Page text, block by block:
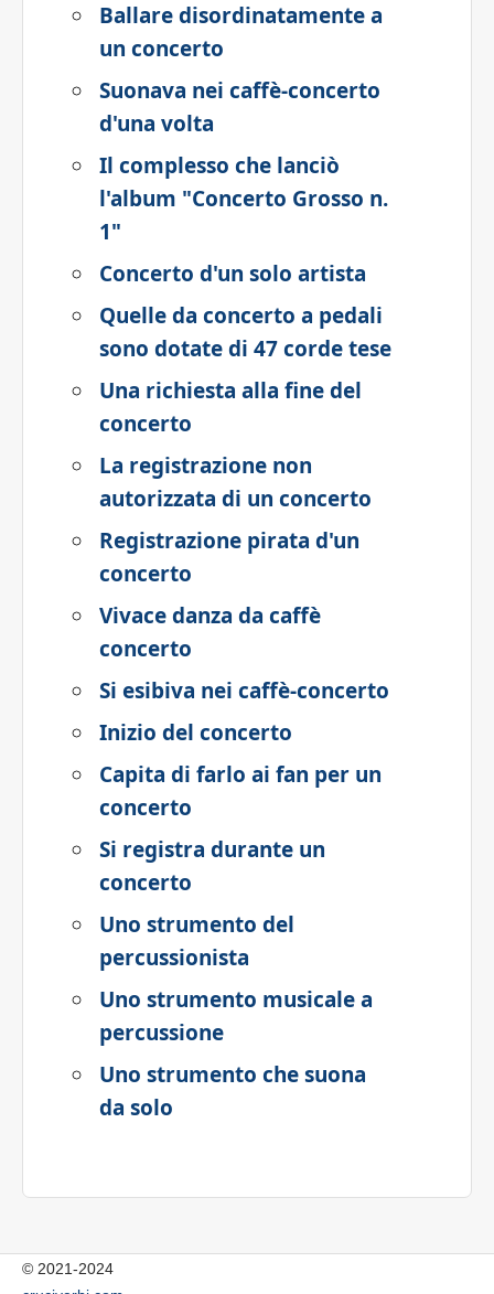
Ballare disordinatamente a
un concerto
Suonava nei caffè-concerto
d'una volta
Il complesso che lanciò
l'album "Concerto Grosso n.
1"
Concerto d'un solo artista
Quelle da concerto a pedali
sono dotate di 47 corde tese
Una richiesta alla fine del
concerto
La registrazione non
autorizzata di un concerto
Registrazione pirata d'un
concerto
Vivace danza da caffè
concerto
Si esibiva nei caffè-concerto
Inizio del concerto
Capita di farlo ai fan per un
concerto
Si registra durante un
concerto
Uno strumento del
percussionista
Uno strumento musicale a
percussione
Uno strumento che suona
da solo
© 2021-2024